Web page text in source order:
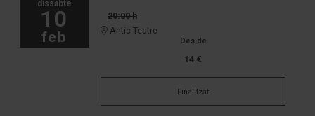
dissabte
10
feb
20:00 h
Antic Teatre
Des de
14 €
Finalitzat